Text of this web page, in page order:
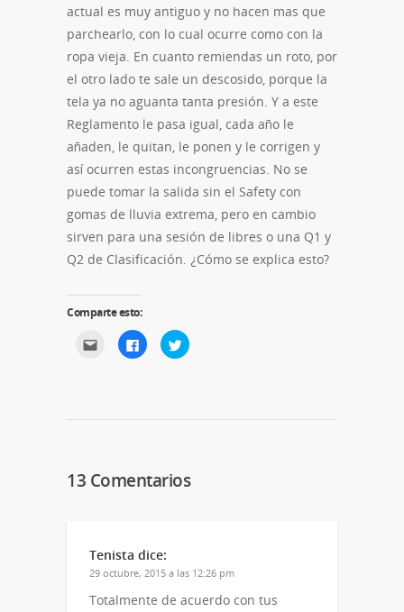
actual es muy antiguo y no hacen mas que
parchearlo, con lo cual ocurre como con la
ropa vieja. En cuanto remiendas un roto, por
el otro lado te sale un descosido, porque la
tela ya no aguanta tanta presión. Y a este
Reglamento le pasa igual, cada año le
añaden, le quitan, le ponen y le corrigen y
así ocurren estas incongruencias. No se
puede tomar la salida sin el Safety con
gomas de lluvia extrema, pero en cambio
sirven para una sesión de libres o una Q1 y
Q2 de Clasificación. ¿Cómo se explica esto?
Comparte esto:
a
en
una
Haz
clic
abre
Haz
clic
abre
13 Comentarios
Tenista dice:
29 octubre, 2015 a las 12:26 pm
Totalmente de acuerdo con tus